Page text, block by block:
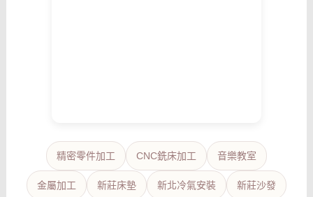
精密零件加工 CNC銑床加工 音樂教室
金屬加工 新莊床墊 新北冷氣安裝 新莊沙發